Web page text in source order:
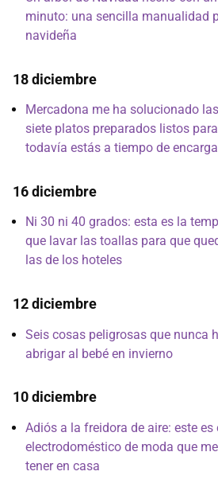
minuto: una sencilla manualidad
navideña
18 diciembre
Mercadona me ha solucionado
siete platos preparados listos
todavía estás a tiempo de
16 diciembre
Ni 30 ni 40 grados: esta es la
que lavar las toallas para que
las de los hoteles
12 diciembre
Seis cosas peligrosas que nunca
abrigar al bebé en invierno
10 diciembre
Adiós a la freidora de aire: este es
electrodoméstico de moda que
tener en casa